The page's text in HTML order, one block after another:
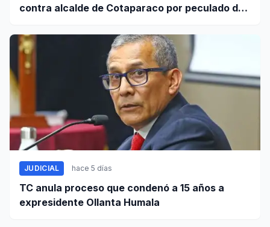
contra alcalde de Cotaparaco por peculado de
JUDICIAL hace 5 días
TC anula proceso que condenó a 15 años a
expresidente Ollanta Humala